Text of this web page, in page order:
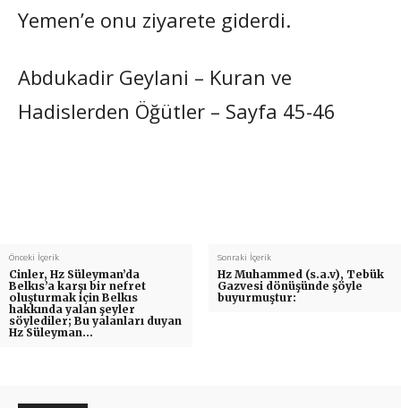
Yemen’e onu ziyarete giderdi.
Abdukadir Geylani – Kuran ve
Hadislerden Öğütler – Sayfa 45-46
Önceki İçerik
Cinler, Hz Süleyman’da
Belkıs’a karşı bir nefret
oluşturmak için Belkıs
hakkında yalan şeyler
söylediler; Bu yalanları duyan
Hz Süleyman…
Sonraki İçerik
Hz Muhammed (s.a.v), Tebük
Gazvesi dönüşünde şöyle
buyurmuştur: